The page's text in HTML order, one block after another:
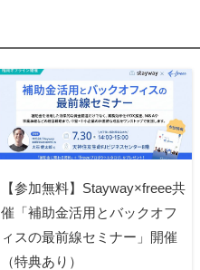
【参加無料】Stayway×freee共
催「補助金活用とバックオフ
ィスの最前線セミナー」開催
（特典あり）